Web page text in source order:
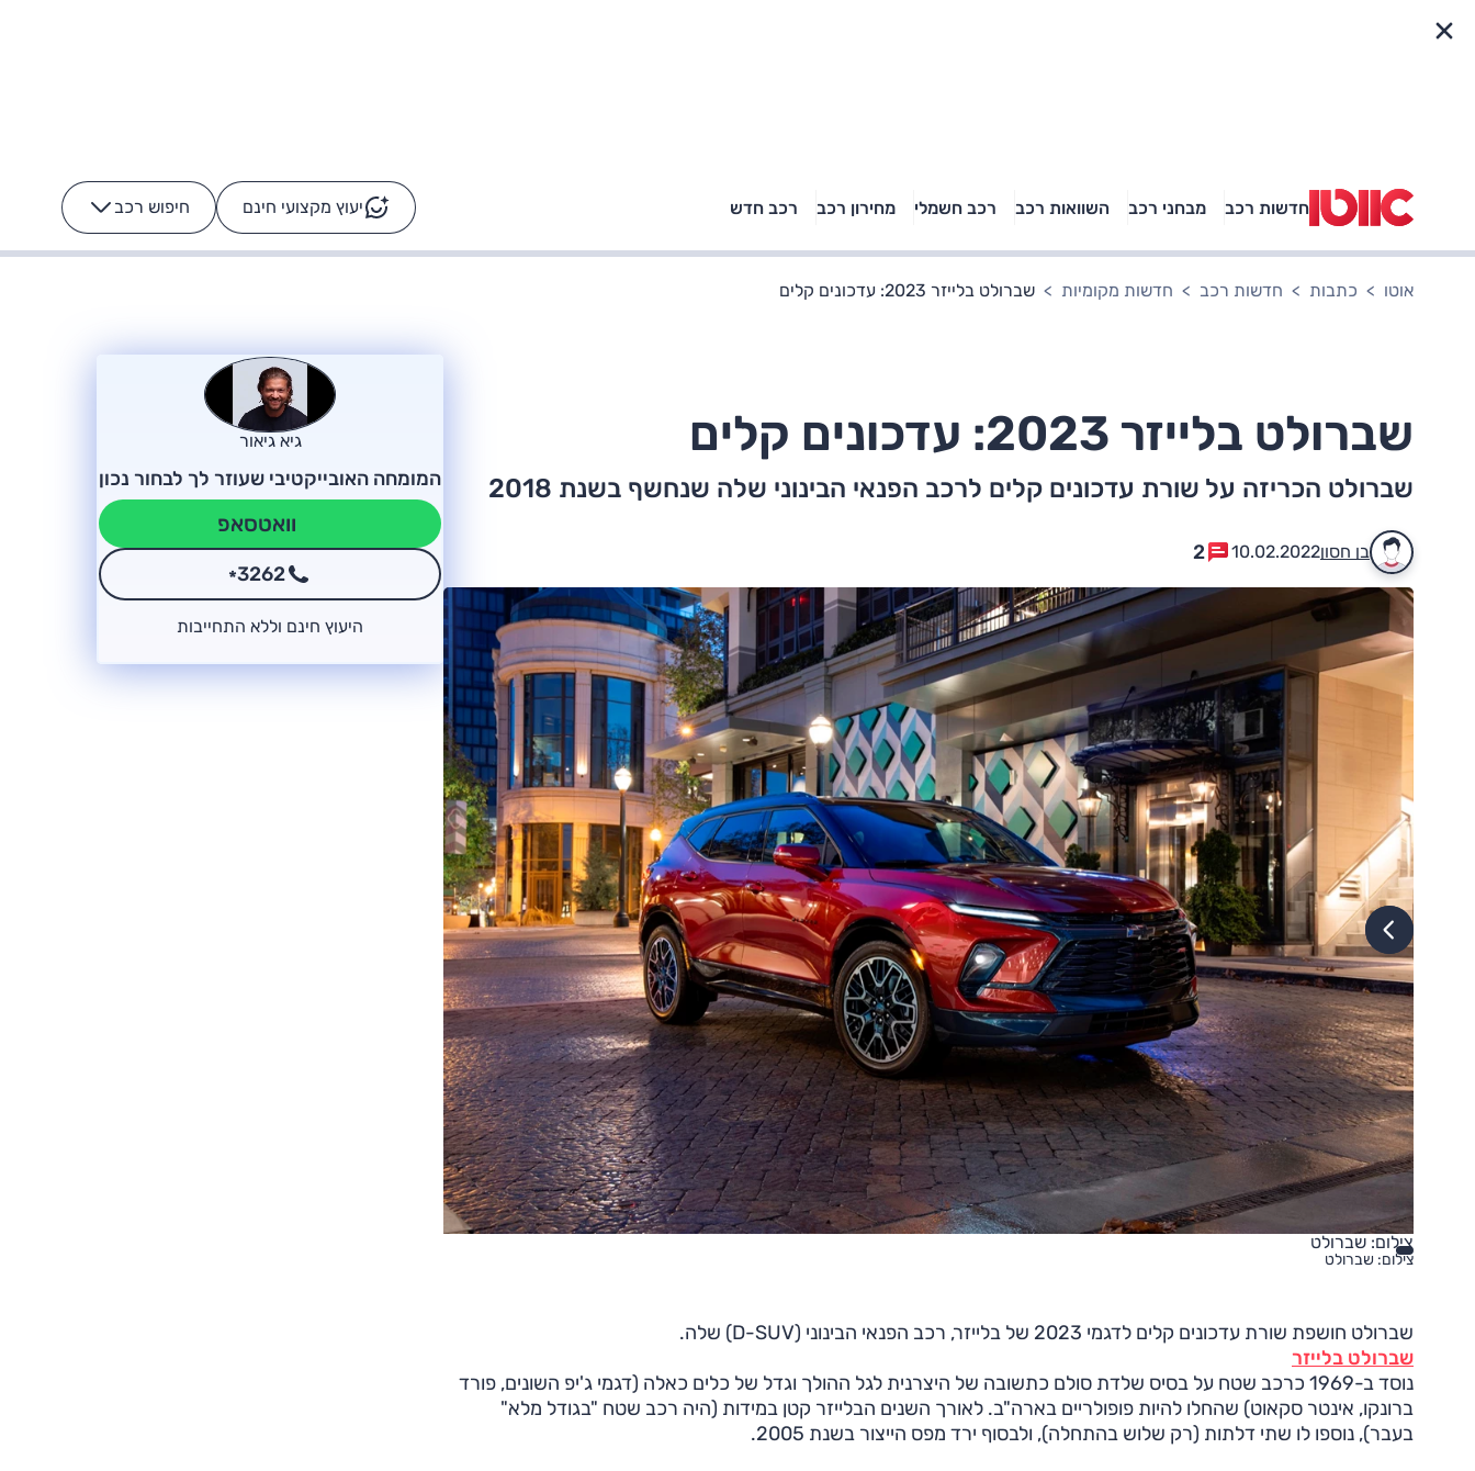
חדשות רכב מבחני רכב השוואות רכב רכב חשמלי מחירון רכב רכב חדש יעוץ מקצועי חינם חיפוש רכב -
באיזה רכב פנאי נוסעת
טויוטה ראב 4, קיה
ספורטאז' לונג ויונדאי
הנייר ועל הכביש
רכבי הסלבס: על מה נוסע
הרכב לא מתקלקל. המסך
כן
אוטו כתבות חדשות רכב חדשות מקומיות שברולט בלייזר 2023: עדכונים קלים
שברולט בלייזר 2023: עדכונים קלים
שברולט הכריזה על שורת עדכונים קלים לרכב הפנאי הבינוני שלה שנחשף בשנת 2018
בן חסון10.02.2022
2
צילום: שברולט
צילום: שברולט
שברולט חושפת שורת עדכונים קלים לדגמי 2023 של בלייזר, רכב הפנאי הבינוני (D-SUV) שלה.
שברולט בלייזר
נוסד ב-1969 כרכב שטח על בסיס שלדת סולם כתשובה של היצרנית לגל ההולך וגדל של כלים כאלה (דגמי ג'יפ השונים, פורד
ברונקו, אינטר סקאוט) שהחלו להיות פופולריים בארה"ב. לאורך השנים הבלייזר קטן במידות (היה רכב שטח "בגודל מלא"
בעבר), נוספו לו שתי דלתות (רק שלוש בהתחלה), ולבסוף ירד מפס הייצור בשנת 2005.
גיא גיאור
המומחה האובייקטיבי שעוזר לך לבחור נכון
וואטסאפ
*3262
היעוץ חינם וללא התחייבות